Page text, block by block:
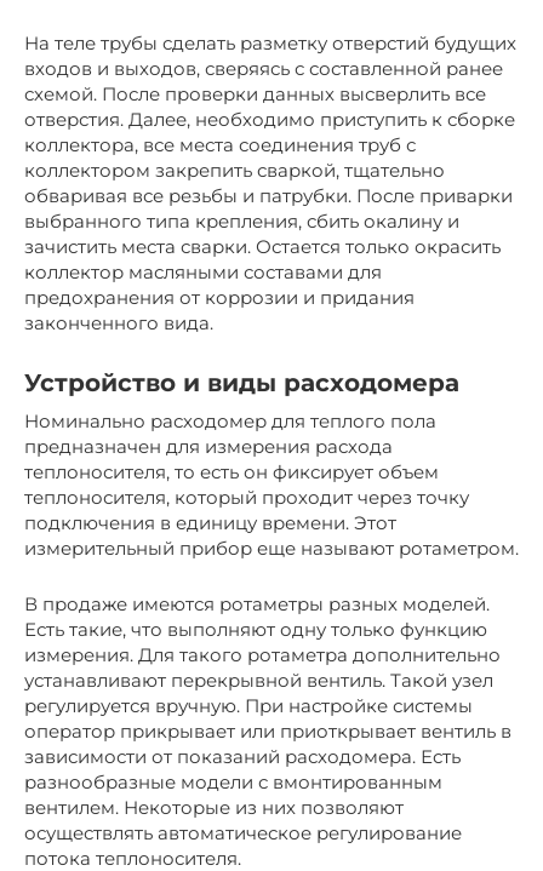
На теле трубы сделать разметку отверстий будущих
входов и выходов, сверяясь с составленной ранее
схемой. После проверки данных высверлить все
отверстия. Далее, необходимо приступить к сборке
коллектора, все места соединения труб с
коллектором закрепить сваркой, тщательно
обваривая все резьбы и патрубки. После приварки
выбранного типа крепления, сбить окалину и
зачистить места сварки. Остается только окрасить
коллектор масляными составами для
предохранения от коррозии и придания
законченного вида.
Устройство и виды расходомера
Номинально расходомер для теплого пола
предназначен для измерения расхода
теплоносителя, то есть он фиксирует объем
теплоносителя, который проходит через точку
подключения в единицу времени. Этот
измерительный прибор еще называют ротаметром.
В продаже имеются ротаметры разных моделей.
Есть такие, что выполняют одну только функцию
измерения. Для такого ротаметра дополнительно
устанавливают перекрывной вентиль. Такой узел
регулируется вручную. При настройке системы
оператор прикрывает или приоткрывает вентиль в
зависимости от показаний расходомера. Есть
разнообразные модели с вмонтированным
вентилем. Некоторые из них позволяют
осуществлять автоматическое регулирование
потока теплоносителя.